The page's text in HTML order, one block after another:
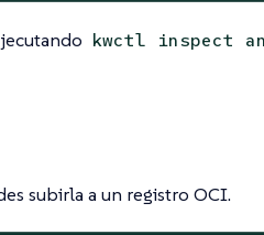
kwctl inspect
subirla a un registro OCI.